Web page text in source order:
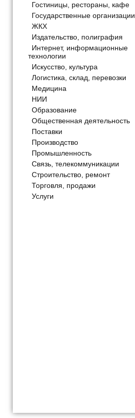
Гостиницы, рестораны, кафе
Государственные организации
ЖКХ
Издательство, полиграфия
Интернет, информационные
технологии
Искусство, культура
Логистика, склад, перевозки
Медицина
НИИ
Образование
Общественная деятельность
Поставки
Производство
Промышленность
Связь, телекоммуникации
Строительство, ремонт
Торговля, продажи
Услуги